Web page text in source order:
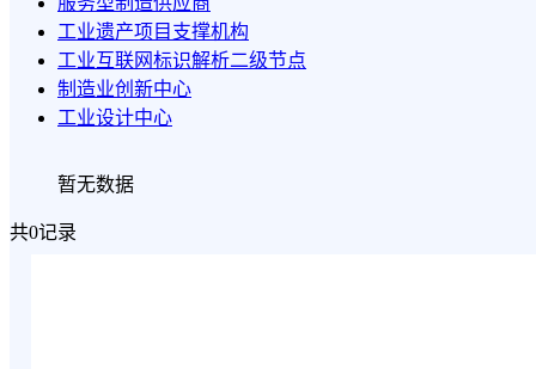
工业遗产项目支撑机构
工业互联网标识解析二级节点
制造业创新中心
工业设计中心
暂无数据
共0记录